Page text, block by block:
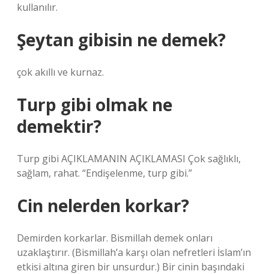
kullanılır.
Şeytan gibisin ne demek?
çok akıllı ve kurnaz.
Turp gibi olmak ne
demektir?
Turp gibi AÇIKLAMANIN AÇIKLAMASI Çok sağlıklı,
sağlam, rahat. “Endişelenme, turp gibi.”
Cin nelerden korkar?
Demirden korkarlar. Bismillah demek onları
uzaklaştırır. (Bismillah’a karşı olan nefretleri İslam’ın
etkisi altına giren bir unsurdur.) Bir cinin başındaki